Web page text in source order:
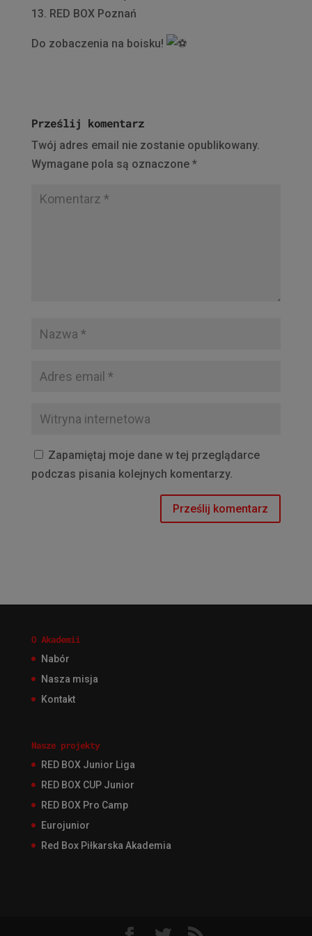
13. RED BOX Poznań
Do zobaczenia na boisku!
Prześlij komentarz
Twój adres email nie zostanie opublikowany.
Wymagane pola są oznaczone *
Zapamiętaj moje dane w tej przeglądarce
podczas pisania kolejnych komentarzy.
O Akademii
Nabór
Nasza misja
Kontakt
Nasze projekty
RED BOX Junior Liga
RED BOX CUP Junior
RED BOX Pro Camp
Eurojunior
Red Box Piłkarska Akademia